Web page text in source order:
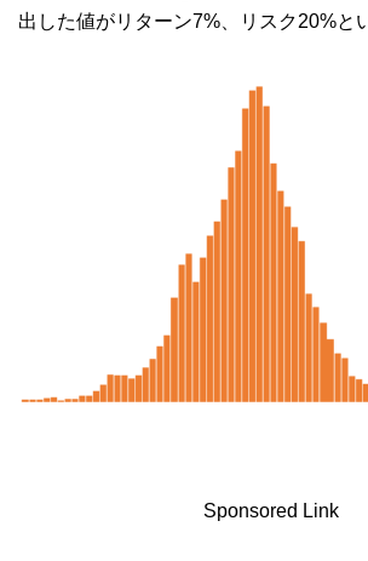
出した値がリターン7%、リスク20%と
Sponsored Link